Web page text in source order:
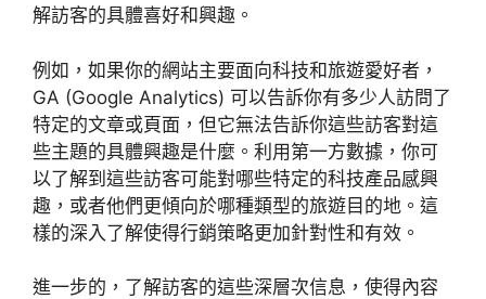
解訪客的具體喜好和興趣。
例如，如果你的網站主要面向科技和旅遊愛好者，
GA (Google Analytics) 可以告訴你有多少人訪問了
特定的文章或頁面，但它無法告訴你這些訪客對這
些主題的具體興趣是什麼。利用第一方數據，你可
以了解到這些訪客可能對哪些特定的科技產品感興
趣，或者他們更傾向於哪種類型的旅遊目的地。這
樣的深入了解使得行銷策略更加針對性和有效。
進一步的，了解訪客的這些深層次信息，使得內容